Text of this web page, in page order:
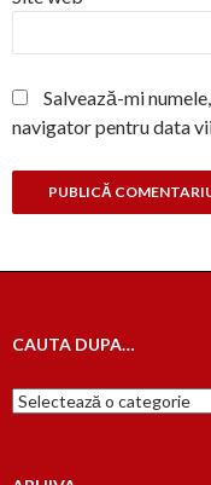
Salvează-mi
navigator pentru data
CAUTA DUPA…
Cauta
dupa…